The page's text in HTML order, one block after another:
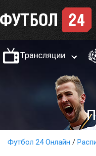
Трансляции
Футбол 24 Онлайн